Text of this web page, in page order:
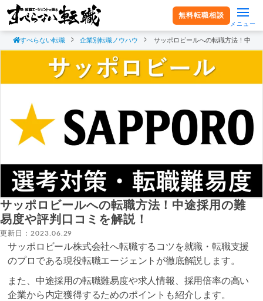
無料転職相談
メニュー
すべらない転職 企業別転職ノウハウ サッポロビールへの転職方法！中途
サッポロビールへの転職方法！中途採用の難
易度や評判口コミを解説！
更新日：2023.06.29
サッポロビール株式会社へ転職するコツを就職・転職支援
のプロである現役転職エージェントが徹底解説します。
また、中途採用の転職難易度や求人情報、採用倍率の高い
企業から内定獲得するためのポイントも紹介します。